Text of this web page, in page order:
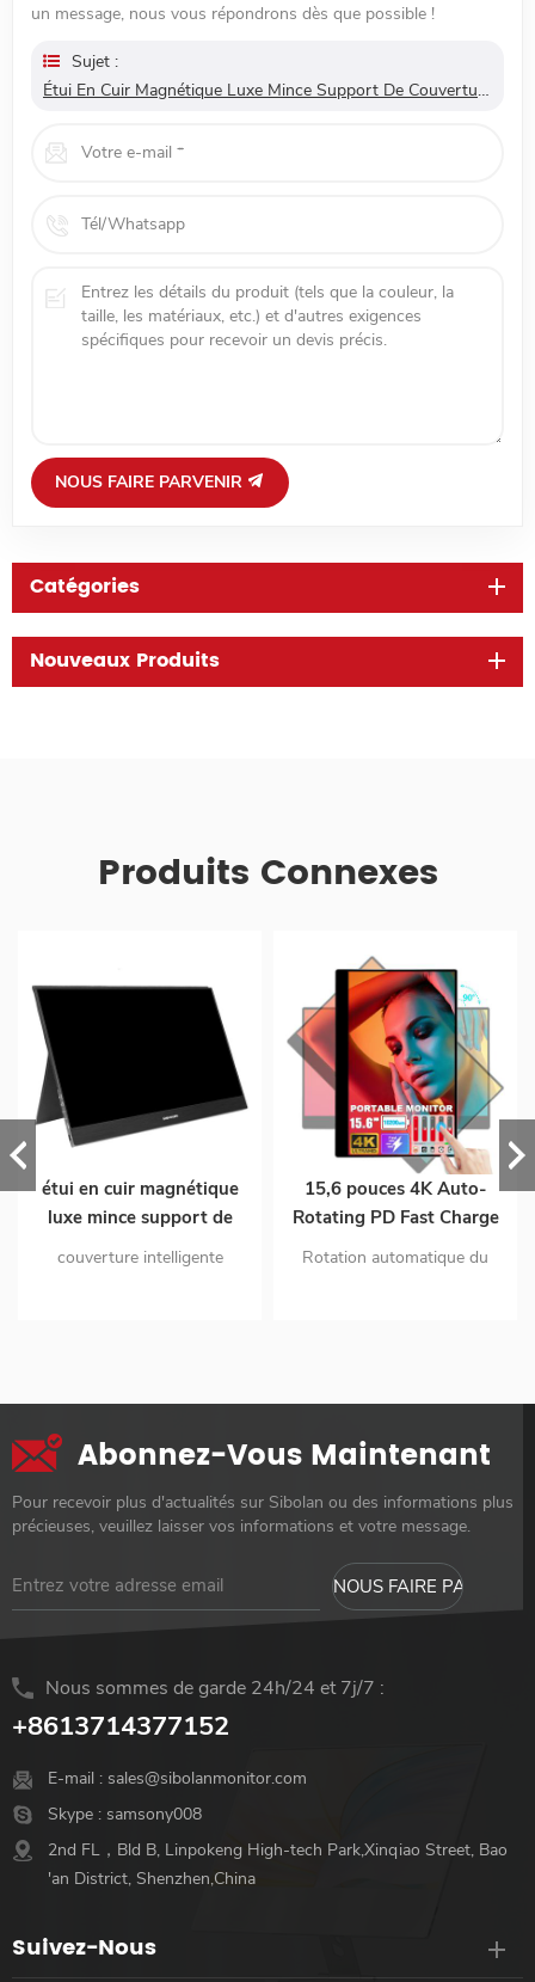
un message, nous vous répondrons dès que possible !
Sujet :
Étui En Cuir Magnétique Luxe Mince Support De Couverture À Rabat Modèle 2 En 1 Pour Moniteur Portable
NOUS FAIRE PARVENIR
Catégories
Nouveaux Produits
Produits Connexes
étui en cuir magnétique
luxe mince support de
couverture à rabat
modèle 2 en 1 pour
couverture intelligente
conception d'apparence
15,6 pouces 4K Auto-
Rotating PD Fast Charge
1.07B 100% DCI-P3
Gamme de couleurs
Rotation automatique du
mAh intégré Superbe écran
Moniteur à écran tactile
Abonnez-Vous Maintenant
Pour recevoir plus d'actualités sur Sibolan ou des informations plus
précieuses, veuillez laisser vos informations et votre message.
Nous sommes de garde 24h/24 et 7j/7 :
+8613714377152
E-mail : sales@sibolanmonitor.com
Skype : samsony008
2nd FL，Bld B, Linpokeng High-tech Park,Xinqiao Street, Bao
'an District, Shenzhen,China
Suivez-Nous